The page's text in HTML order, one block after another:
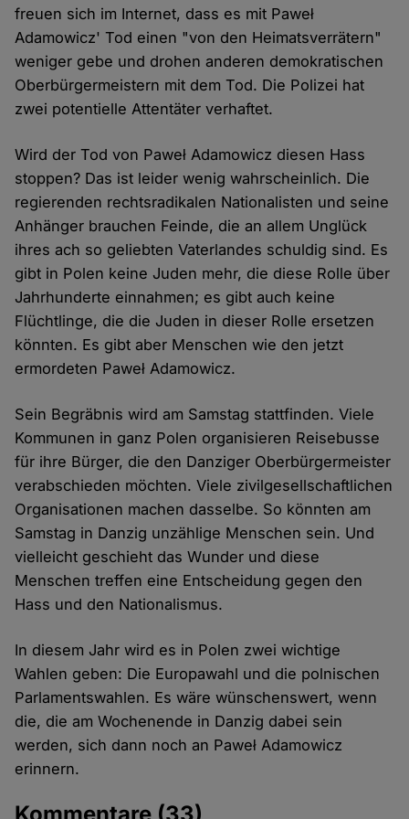
freuen sich im Internet, dass es mit Paweł
Adamowicz' Tod einen "von den Heimatsverrätern"
weniger gebe und drohen anderen demokratischen
Oberbürgermeistern mit dem Tod. Die Polizei hat
zwei potentielle Attentäter verhaftet.
Wird der Tod von Paweł Adamowicz diesen Hass
stoppen? Das ist leider wenig wahrscheinlich. Die
regierenden rechtsradikalen Nationalisten und seine
Anhänger brauchen Feinde, die an allem Unglück
ihres ach so geliebten Vaterlandes schuldig sind. Es
gibt in Polen keine Juden mehr, die diese Rolle über
Jahrhunderte einnahmen; es gibt auch keine
Flüchtlinge, die die Juden in dieser Rolle ersetzen
könnten. Es gibt aber Menschen wie den jetzt
ermordeten Paweł Adamowicz.
Sein Begräbnis wird am Samstag stattfinden. Viele
Kommunen in ganz Polen organisieren Reisebusse
für ihre Bürger, die den Danziger Oberbürgermeister
verabschieden möchten. Viele zivilgesellschaftlichen
Organisationen machen dasselbe. So könnten am
Samstag in Danzig unzählige Menschen sein. Und
vielleicht geschieht das Wunder und diese
Menschen treffen eine Entscheidung gegen den
Hass und den Nationalismus.
In diesem Jahr wird es in Polen zwei wichtige
Wahlen geben: Die Europawahl und die polnischen
Parlamentswahlen. Es wäre wünschenswert, wenn
die, die am Wochenende in Danzig dabei sein
werden, sich dann noch an Paweł Adamowicz
erinnern.